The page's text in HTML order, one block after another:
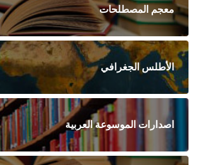
معجم المصطلحات
الأطلس الجغرافي
اصدارات الموسوعة العربية